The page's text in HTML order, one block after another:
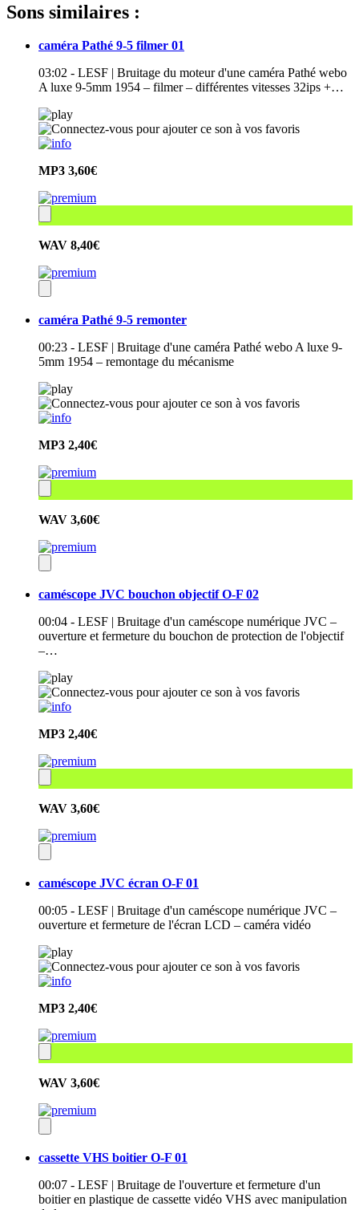
Sons similaires :
caméra Pathé 9-5 filmer 01
03:02 - LESF | Bruitage du moteur d'une caméra Pathé webo
A luxe 9-5mm 1954 – filmer – différentes vitesses 32ips +…
MP3 3,60€
WAV 8,40€
caméra Pathé 9-5 remonter
00:23 - LESF | Bruitage d'une caméra Pathé webo A luxe 9-
5mm 1954 – remontage du mécanisme
MP3 2,40€
WAV 3,60€
caméscope JVC bouchon objectif O-F 02
00:04 - LESF | Bruitage d'un caméscope numérique JVC –
ouverture et fermeture du bouchon de protection de l'objectif
–…
MP3 2,40€
WAV 3,60€
caméscope JVC écran O-F 01
00:05 - LESF | Bruitage d'un caméscope numérique JVC –
ouverture et fermeture de l'écran LCD – caméra vidéo
MP3 2,40€
WAV 3,60€
cassette VHS boitier O-F 01
00:07 - LESF | Bruitage de l'ouverture et fermeture d'un
boitier en plastique de cassette vidéo VHS avec manipulation